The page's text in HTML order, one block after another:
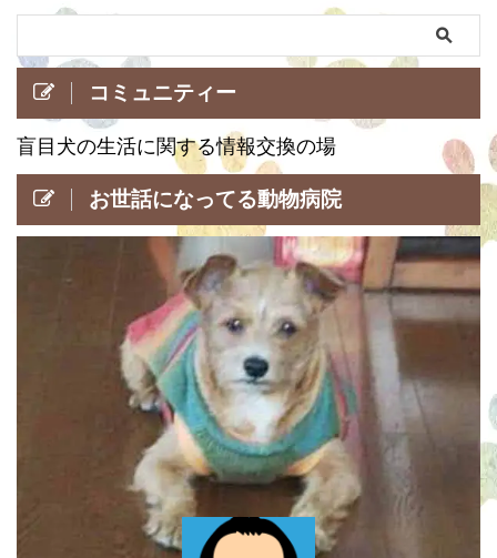
コミュニティー
盲目犬の生活に関する情報交換の場
お世話になってる動物病院